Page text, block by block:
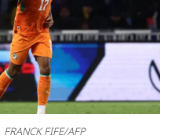
FRANCK FIFE/AFP